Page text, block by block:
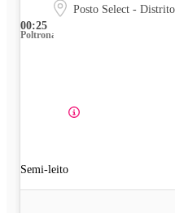
00:25
Posto Select -
Poltrona
Semi-leito